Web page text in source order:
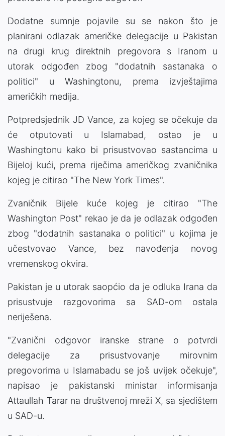
Dodatne sumnje pojavile su se nakon što je
planirani odlazak američke delegacije u Pakistan
na drugi krug direktnih pregovora s Iranom u
utorak odgođen zbog "dodatnih sastanaka o
politici" u Washingtonu, prema izvještajima
američkih medija.
Potpredsjednik JD Vance, za kojeg se očekuje da
će otputovati u Islamabad, ostao je u
Washingtonu kako bi prisustvovao sastancima u
Bijeloj kući, prema riječima američkog zvaničnika
kojeg je citirao "The New York Times".
Zvaničnik Bijele kuće kojeg je citirao "The
Washington Post" rekao je da je odlazak odgođen
zbog "dodatnih sastanaka o politici" u kojima je
učestvovao Vance, bez navođenja novog
vremenskog okvira.
Pakistan je u utorak saopćio da je odluka Irana da
prisustvuje razgovorima sa SAD-om ostala
neriješena.
"Zvanični odgovor iranske strane o potvrdi
delegacije za prisustvovanje mirovnim
pregovorima u Islamabadu se još uvijek očekuje",
napisao je pakistanski ministar informisanja
Attaullah Tarar na društvenoj mreži X, sa sjedištem
u SAD-u.